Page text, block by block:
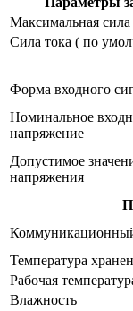
Максимальная сила
Сила тока ( по
Форма входного
Номинальное
напряжение
Допустимое
напряжения
Температура
Рабочая
Влажность